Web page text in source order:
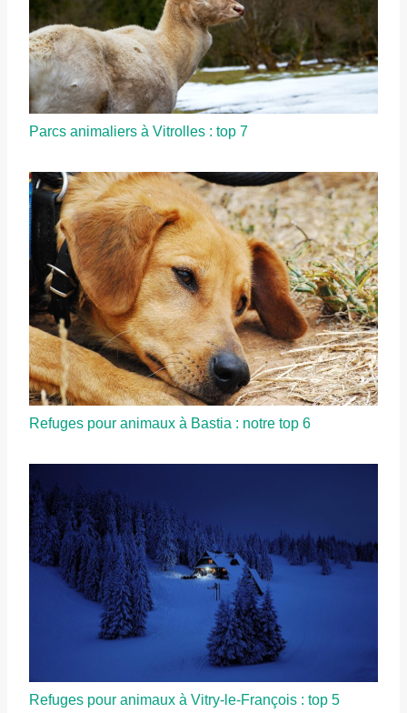
Parcs animaliers à Vitrolles : top 7
Refuges pour animaux à Bastia : notre top 6
Refuges pour animaux à Vitry-le-François : top 5